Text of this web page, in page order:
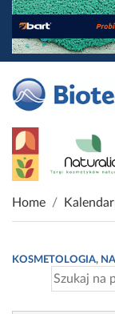
Home
KOSMETOLOGIA,